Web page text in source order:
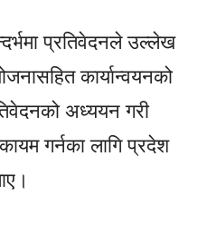
प्रतिवेदनले उल्लेख
कार्यान्वयनको
अध्ययन गरी
गर्नका लागि प्रदेश